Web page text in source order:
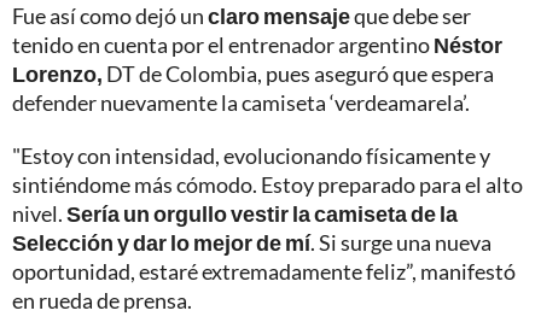
Fue así como dejó unclaro mensajeque debe ser
tenido en cuenta por el entrenador argentinoNéstor
Lorenzo, DT de Colombia, pues aseguró que espera
defender nuevamente la camiseta ‘verdeamarela’.
"Estoy con intensidad, evolucionando físicamente y
sintiéndome más cómodo. Estoy preparado para el alto
nivel.Sería un orgullo vestir la camiseta de la
Selección y dar lo mejor de mí. Si surge una nueva
oportunidad, estaré extremadamente feliz”, manifestó
en rueda de prensa.